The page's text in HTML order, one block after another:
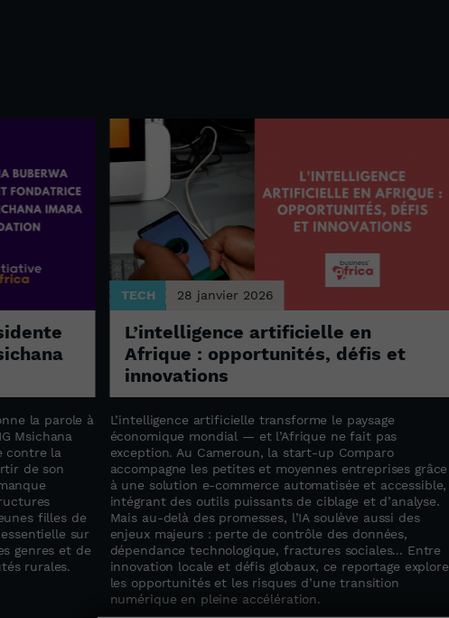
la parole à
Msichana
contre la
de son
filles de
sur
genres et de
rurales.
TECH 28 janvier 2026
L’intelligence artificielle en
Afrique : opportunités, défis et
innovations
L’intelligence artificielle transforme le paysage
économique mondial — et l’Afrique ne fait pas
exception. Au Cameroun, la start-up Comparo
accompagne les petites et moyennes entreprises grâce
à une solution e-commerce automatisée et accessible,
intégrant des outils puissants de ciblage et d’analyse.
Mais au-delà des promesses, l’IA soulève aussi des
enjeux majeurs : perte de contrôle des données,
dépendance technologique, fractures sociales... Entre
innovation locale et défis globaux, ce reportage explore
les opportunités et les risques d’une transition
numérique en pleine accélération.